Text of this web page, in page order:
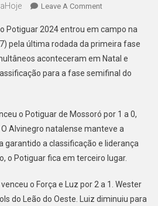
Leave A CommentOn
PERDE
PARA
O
ABC
SE
CLASSIFICA
PARA
SEMIFINAL
CAMPEONATO
POTIGUAR
Potiguar 2024 entrou em campo na
pela última rodada da primeira fase
aconteceram em Natal e
para a fase semifinal do
o Potiguar de Mossoró por 1 a 0,
Alvinegro natalense manteve a
garantido a classificação e liderança
o Potiguar fica em terceiro lugar.
o Força e Luz por 2 a 1. Wester
do Leão do Oeste. Luiz diminuiu para